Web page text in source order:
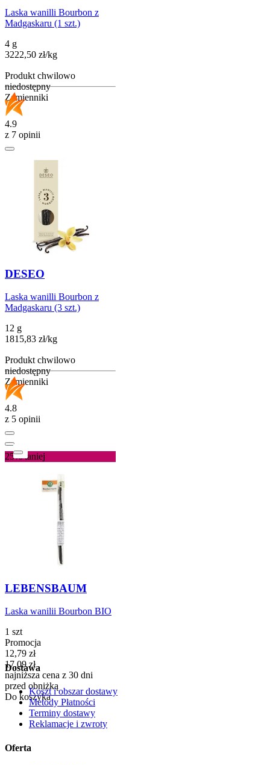
Laska wanilli Bourbon z
Madgaskaru (1 szt.)
4 g
3222,50 zł/kg
Produkt chwilowo
niedostępny
Zamienniki
4.9
z 7 opinii
DESEO
Laska wanilli Bourbon z
Madgaskaru (3 szt.)
12 g
1815,83 zł/kg
Produkt chwilowo
niedostępny
Zamienniki
4.8
z 5 opinii
25%taniej
LEBENSBAUM
Laska wanilii Bourbon BIO
1 szt
Promocja
Cena promocyjna
12,79 zł
17,09 zł
najniższa cena z 30 dni
przed obniżką
Do koszyka
Dostawa
Koszt i obszar dostawy
Metody Płatności
Terminy dostawy
Reklamacje i zwroty
Oferta